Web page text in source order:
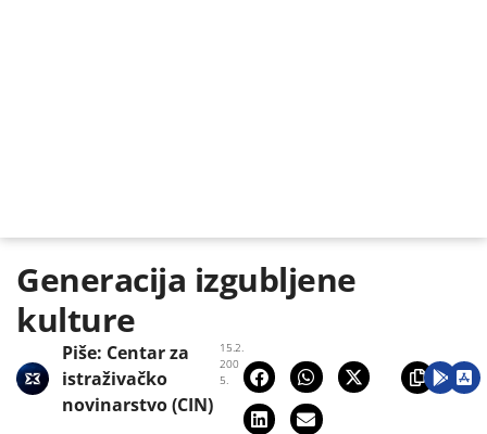
Generacija izgubljene
kulture
15.2.
200
5.
Piše: Centar za
istraživačko
novinarstvo (CIN)